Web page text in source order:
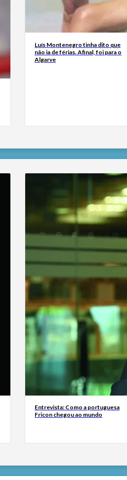
Luís Montenegro tinha dito que
não ia de férias. Afinal, foi para o
Algarve
Entrevista: Como a portuguesa
Fricon chegou ao mundo